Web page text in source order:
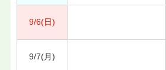
9/6(日)
9/7(月)